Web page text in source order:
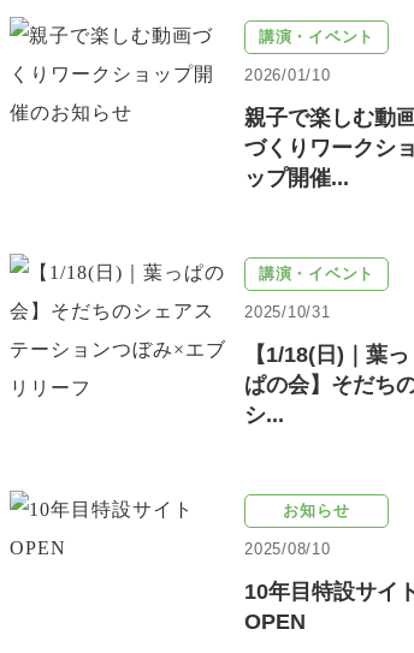
講演・イベント
2026/01/10
親子で楽しむ動
づくりワークシ
ップ開催...
講演・イベント
2025/10/31
【1/18(日)｜葉っ
ぱの会】そだち
シ...
お知らせ
2025/08/10
10年目特設サイ
OPEN